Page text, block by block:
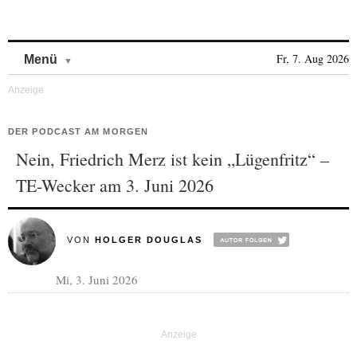
Menü Fr, 7. Aug 2026
DER PODCAST AM MORGEN
Nein, Friedrich Merz ist kein „Lügenfritz“ –
TE-Wecker am 3. Juni 2026
VON HOLGER DOUGLAS
Mi, 3. Juni 2026